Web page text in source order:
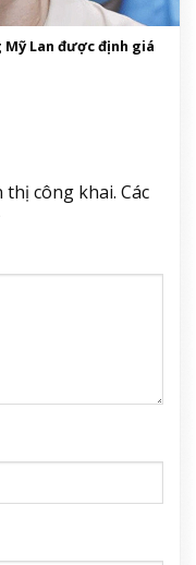
Lan được định giá
thị công khai. Các